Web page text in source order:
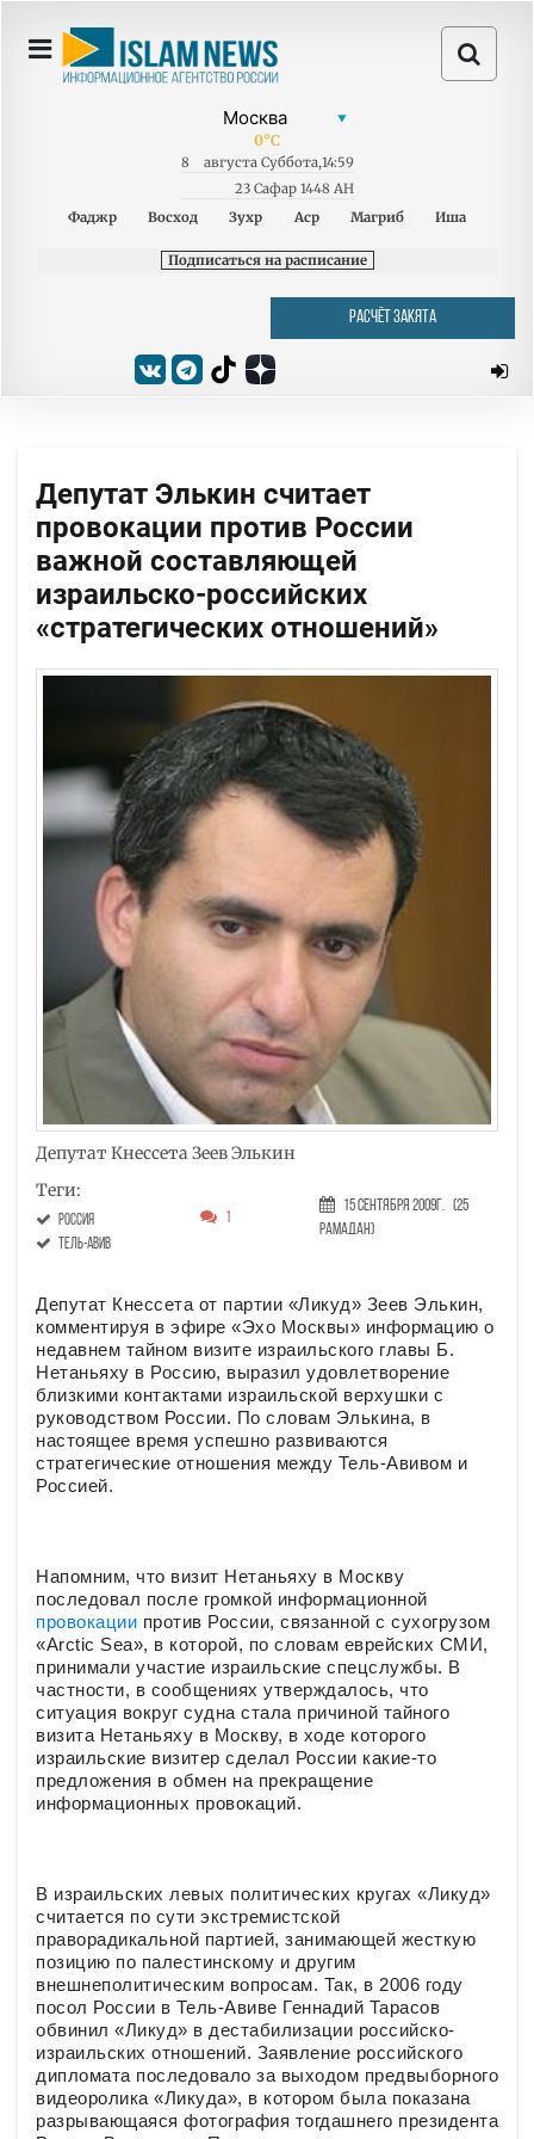
0°C
8 августа Суббота,14:59
23 Сафар 1448 AH
Фаджр
Восход Зухр Аср Магриб Иша
Подписаться на расписание
РАСЧЁТ ЗАКЯТА
Депутат Элькин считает
провокации против России
важной составляющей
израильско-российских
«стратегических отношений»
Депутат Кнессета Зеев Элькин
Теги:
Россия
Тель-Авив
1
15 Сентября 2009г. (25
Рамадан)
Депутат Кнессета от партии «Ликуд» Зеев Элькин,
комментируя в эфире «Эхо Москвы» информацию о
недавнем тайном визите израильского главы Б.
Нетаньяху в Россию, выразил удовлетворение
близкими контактами израильской верхушки с
руководством России. По словам Элькина, в
настоящее время успешно развиваются
стратегические отношения между Тель-Авивом и
Россией.
Напомним, что визит Нетаньяху в Москву
последовал после громкой информационной
провокации против России, связанной с сухогрузом
«Arctic Sea», в которой, по словам еврейских СМИ,
принимали участие израильские спецслужбы. В
частности, в сообщениях утверждалось, что
ситуация вокруг судна стала причиной тайного
визита Нетаньяху в Москву, в ходе которого
израильские визитер сделал России какие-то
предложения в обмен на прекращение
информационных провокаций.
В израильских левых политических кругах «Ликуд»
считается по сути экстремистской
праворадикальной партией, занимающей жесткую
позицию по палестинскому и другим
внешнеполитическим вопросам. Так, в 2006 году
посол России в Тель-Авиве Геннадий Тарасов
обвинил «Ликуд» в дестабилизации российско-
израильских отношений. Заявление российского
дипломата последовало за выходом предвыборного
видеоролика «Ликуда», в котором была показана
разрывающаяся фотография тогдашнего президента